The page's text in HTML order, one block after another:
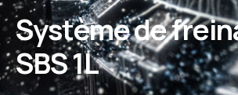
Système de
SBS 1L